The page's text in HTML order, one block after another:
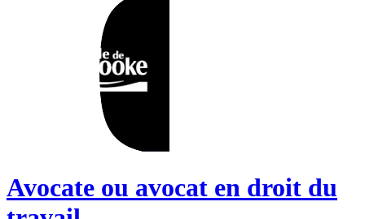
Avocate ou avocat en droit du